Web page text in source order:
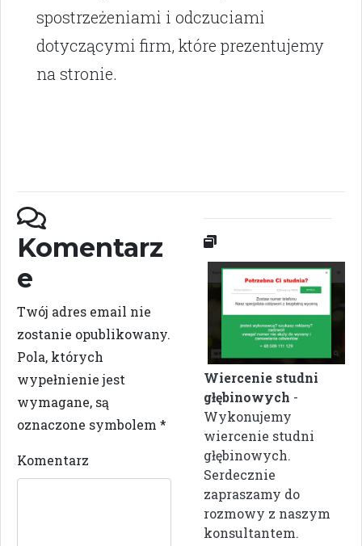
spostrzeżeniami i odczuciami
dotyczącymi firm, które prezentujemy
na stronie.
Komentarz
e
Twój adres email nie
zostanie opublikowany.
Pola, których
wypełnienie jest
wymagane, są
oznaczone symbolem *
Komentarz
Wiercenie studni
głębinowych -
Wykonujemy
wiercenie studni
głębinowych.
Serdecznie
zapraszamy do
rozmowy z naszym
konsultantem.